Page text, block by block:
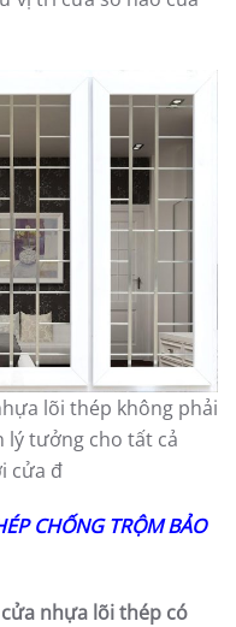
lõi thép không phải
lý tưởng cho tất cả
cửa đ
CHỐNG TRỘM BẢO
cửa nhựa lõi thép có